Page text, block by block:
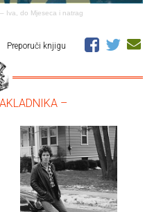
Iva, do Mjeseca i natrag
Preporuči knjigu
–